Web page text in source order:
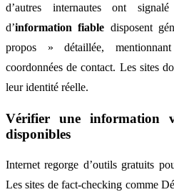
d’autres internautes ont
d’information fiable disposent
propos » détaillée,
coordonnées de contact. Les sites
leur identité réelle.
Vérifier une information
disponibles
Internet regorge d’outils gratuits
Les sites de fact-checking comme